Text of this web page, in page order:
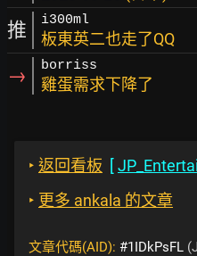
推 i300ml
板東英二也走了QQ
→ borriss
雞蛋需求下降了
‣ 返回看板 [
‣ 更多 ankala 的文章
文章代碼(AID): #1IDkPsFL